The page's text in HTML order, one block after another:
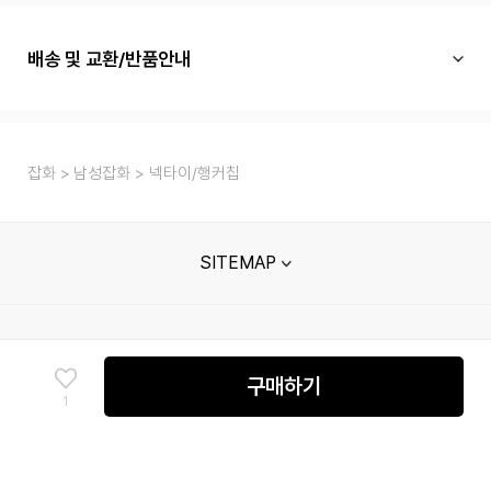
배송 및 교환/반품안내
잡화 남성잡화 넥타이/행커칩
1
구매하기
SITEMAP
신성통상㈜ 사업자정보